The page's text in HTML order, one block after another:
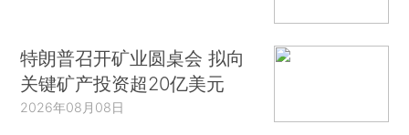
特朗普召开矿业圆桌会 拟向
关键矿产投资超20亿美元
2026年08月08日